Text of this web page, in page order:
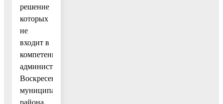
решение
которых
не
входит в
компетенцию
администрации
Воскресенского
муниципального
района,